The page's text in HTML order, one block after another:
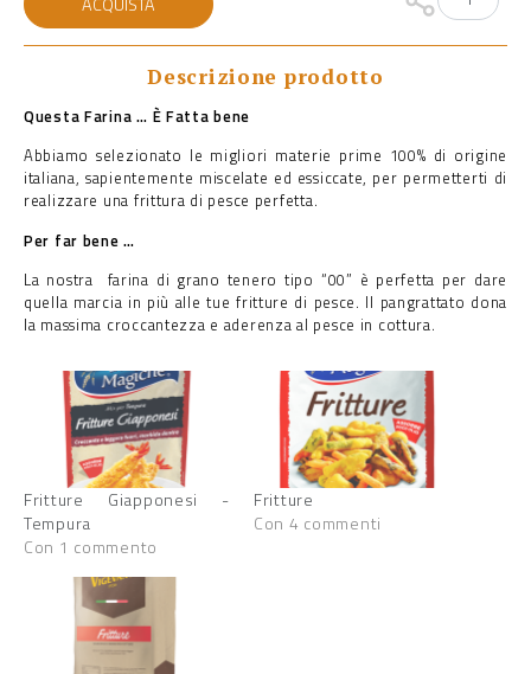
per
Fritture
di
Descrizione prodotto
Questa Farina … È Fatta bene
Abbiamo selezionato le migliori materie prime 100% di origine
italiana, sapientemente miscelate ed essiccate, per permetterti di
realizzare una frittura di pesce perfetta.
Per far bene …
La nostra farina di grano tenero tipo “00” è perfetta per dare
quella marcia in più alle tue fritture di pesce. Il pangrattato dona
la massima croccantezza e aderenza al pesce in cottura.
Fritture Giapponesi -
Tempura
Con 1 commento
Fritture
Con 4 commenti